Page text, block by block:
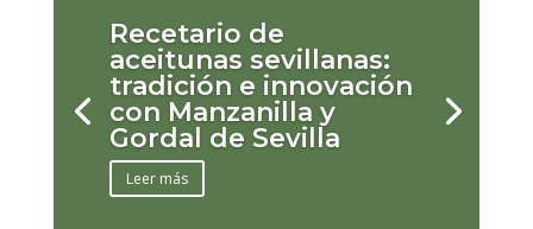
Recetario de
aceitunas sevillanas:
tradición e innovación
con Manzanilla y
Gordal de Sevilla
Leer más